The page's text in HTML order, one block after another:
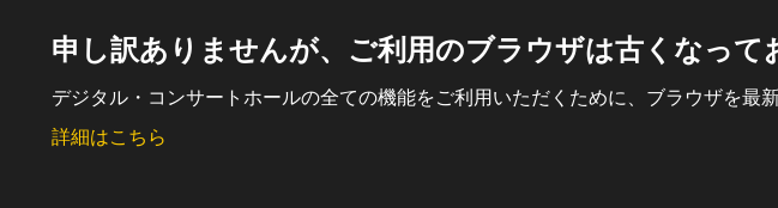
申し訳ありませんが、ご利用のブラウザは古くなって
デジタル・コンサートホールの全ての機能をご利用いただくために、ブラウザを最
詳細はこちら